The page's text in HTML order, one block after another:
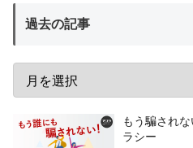
過去の記事
もう騙され
ラシー